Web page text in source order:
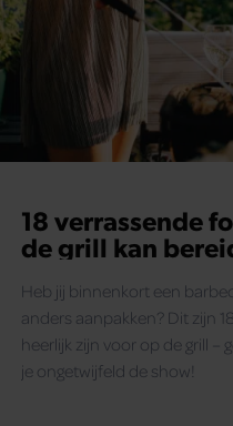
18 verrassende
de grill kan
Heb jij binnenkort een
anders aanpakken? Dit zijn
heerlijk zijn voor op de grill –
je ongetwijfeld de show!